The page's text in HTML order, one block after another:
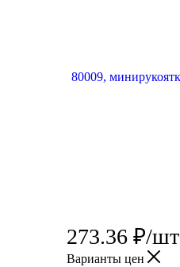
273.36 ₽/шт
Варианты цен